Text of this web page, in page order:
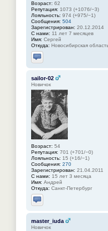
Возраст: 62
Репутация: 1073 (+1076/−3)
Лояльность: 974 (+975/−1)
Сообщения: 504
Зарегистрирован: 20.12.2014
С нами: 11 лет 7 месяцев
Имя: Сергей
Откуда: Новосибирская
Отправить личное
sailor-02
Новичок
Возраст: 54
Репутация: 701 (+701/−0)
Лояльность: 15 (+16/−1)
Сообщения: 270
Зарегистрирован: 21.04.2011
С нами: 15 лет 3 месяца
Имя: Андрей
Откуда: Санкт-Петербург
Отправить личное
master_iuda
Новичок